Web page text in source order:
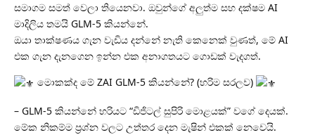
සමාගම සමත් වෙලා තියෙනවා. ඔවුන්ගේ අලුත්ම සහ දක්ෂම AI
මාදිලිය තමයි GLM-5 කියන්නේ.
ඔයා තාක්ෂණය ගැන වැඩිය දන්නේ නැති කෙනෙක් වුණත්, මේ AI
එක ගැන දැනගෙන ඉන්න එක අනාගතයට ගොඩක් වැදගත්.
මොකක්ද මේ ZAI GLM-5 කියන්නේ? (හරිම සරලව)
– GLM-5 කියන්නේ හරියට “ඩිජිටල් සුපිරි මොළයක්” වගේ දෙයක්.
මේක නිකම්ම ප්‍රශ්න වලට උත්තර දෙන මැෂින් එකක් නෙවෙයි.